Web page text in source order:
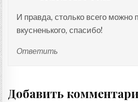
И правда, столько всего можно
вкусненького, спасибо!
Ответить
Добавить